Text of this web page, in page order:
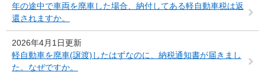
年の途中で車両を廃車した場合、納付してある軽自動車税は返
還されますか。
2026年4月1日更新
軽自動車を廃車(譲渡)したはずなのに、納税通知書が届きまし
た。なぜですか。